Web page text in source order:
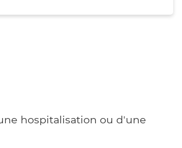
hospitalisation ou d'une